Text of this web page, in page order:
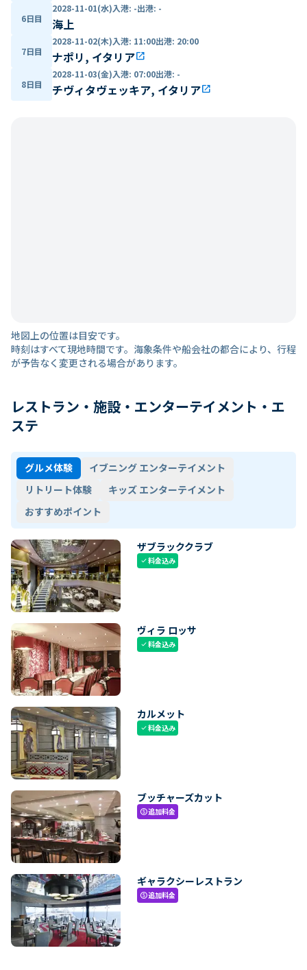
6日目
2028-11-01(水)入港: -出港: -
海上
7日目
2028-11-02(木)入港: 11:00出港: 20:00
ナポリ, イタリアopen_in_new
8日目
2028-11-03(金)入港: 07:00出港: -
チヴィタヴェッキア, イタリアopen_in_new
地図上の位置は目安です。
時刻はすべて現地時間です。海象条件や船会社の都合により、行程
が予告なく変更される場合があります。
レストラン・施設・エンターテイメント・エ
ステ
グルメ体験
イブニング エンターテイメント
リトリート体験
キッズ エンターテイメント
おすすめポイント
ザブラッククラブ
check料金込み
ヴィラ ロッサ
check料金込み
カルメット
check料金込み
ブッチャーズカット
paid追加料金
ギャラクシーレストラン
paid追加料金